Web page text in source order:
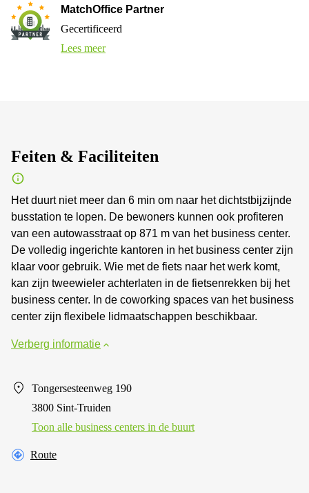
MatchOffice Partner
Gecertificeerd
Lees meer
Feiten & Faciliteiten
Het duurt niet meer dan 6 min om naar het dichtstbijzijnde
busstation te lopen. De bewoners kunnen ook profiteren
van een autowasstraat op 871 m van het business center.
De volledig ingerichte kantoren in het business center zijn
klaar voor gebruik. Wie met de fiets naar het werk komt,
kan zijn tweewieler achterlaten in de fietsenrekken bij het
business center. In de coworking spaces van het business
center zijn flexibele lidmaatschappen beschikbaar.
Verberg informatie
Tongersesteenweg 190
3800 Sint-Truiden
Toon alle business centers in de buurt
Route